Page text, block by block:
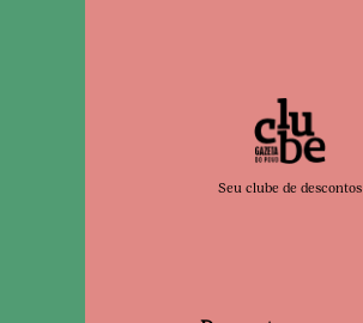
Seu clube de descontos